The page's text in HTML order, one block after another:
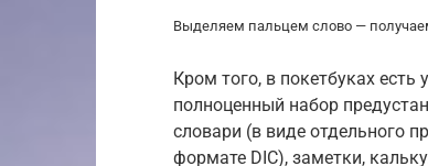
Выделяем пальцем слово —
Кром того, в покетбуках
полноценный набор
словари (в виде отдельного
формате DIC), заметки,